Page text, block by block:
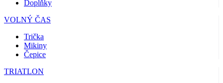
Doplňky
VOLNÝ ČAS
Trička
Mikiny
Čepice
TRIATLON